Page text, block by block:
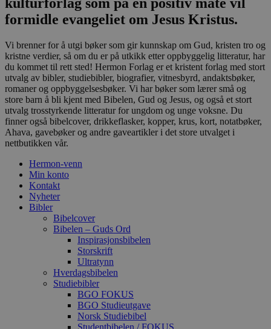
kulturforlag som på en positiv måte vil
formidle evangeliet om Jesus Kristus.
Vi brenner for å utgi bøker som gir kunnskap om Gud, kristen tro og
kristne verdier, så om du er på utkikk etter oppbyggelig litteratur, har
du kommet til rett sted! Hermon Forlag er et kristent forlag med stort
utvalg av bibler, studiebibler, biografier, vitnesbyrd, andaktsbøker,
romaner og oppbyggelsesbøker. Vi har bøker som lærer små og
store barn å bli kjent med Bibelen, Gud og Jesus, og også et stort
utvalg trosstyrkende litteratur for ungdom og unge voksne. Du
finner også bibelcover, drikkeflasker, kopper, krus, kort, notatbøker,
Ahava, gavebøker og andre gaveartikler i det store utvalget i
nettbutikken vår.
Hermon-venn
Min konto
Kontakt
Nyheter
Bibler
Bibelcover
Bibelen – Guds Ord
Inspirasjonsbibelen
Storskrift
Ultratynn
Hverdagsbibelen
Studiebibler
BGO FOKUS
BGO Studieutgave
Norsk Studiebibel